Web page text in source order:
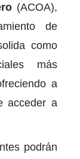
(ACOA),
de
como
más
a
acceder a
podrán